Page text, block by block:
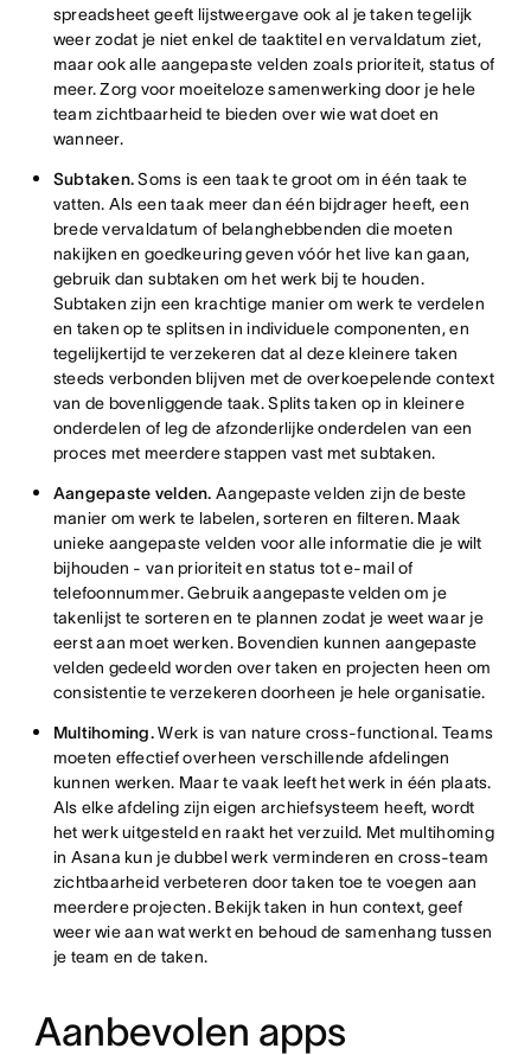
spreadsheet geeft lijstweergave ook al je taken tegelijk
weer zodat je niet enkel de taaktitel en vervaldatum ziet,
maar ook alle aangepaste velden zoals prioriteit, status of
meer. Zorg voor moeiteloze samenwerking door je hele
team zichtbaarheid te bieden over wie wat doet en
wanneer.
Subtaken.Soms is een taak te groot om in één taak te
vatten. Als een taak meer dan één bijdrager heeft, een
brede vervaldatum of belanghebbenden die moeten
nakijken en goedkeuring geven vóór het live kan gaan,
gebruik dan subtaken om het werk bij te houden.
Subtaken zijn een krachtige manier om werk te verdelen
en taken op te splitsen in individuele componenten, en
tegelijkertijd te verzekeren dat al deze kleinere taken
steeds verbonden blijven met de overkoepelende context
van de bovenliggende taak. Splits taken op in kleinere
onderdelen of leg de afzonderlijke onderdelen van een
proces met meerdere stappen vast met subtaken.
Aangepaste velden. Aangepaste velden zijn de beste
manier om werk te labelen, sorteren en filteren. Maak
unieke aangepaste velden voor alle informatie die je wilt
bijhouden - van prioriteit en status tot e-mail of
telefoonnummer. Gebruik aangepaste velden om je
takenlijst te sorteren en te plannen zodat je weet waar je
eerst aan moet werken. Bovendien kunnen aangepaste
velden gedeeld worden over taken en projecten heen om
consistentie te verzekeren doorheen je hele organisatie.
Multihoming.Werk is van nature cross-functional. Teams
moeten effectief overheen verschillende afdelingen
kunnen werken. Maar te vaak leeft het werk in één plaats.
Als elke afdeling zijn eigen archiefsysteem heeft, wordt
het werk uitgesteld en raakt het verzuild. Met multihoming
in Asana kun je dubbel werk verminderen en cross-team
zichtbaarheid verbeteren door taken toe te voegen aan
meerdere projecten. Bekijk taken in hun context, geef
weer wie aan wat werkt en behoud de samenhang tussen
je team en de taken.
Aanbevolen apps